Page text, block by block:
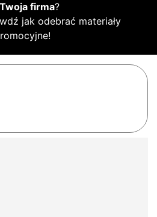
firma?
jak odebrać materiały